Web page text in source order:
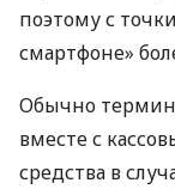
поэтому с
смартфоне»
Обычно
вместе с
средства в